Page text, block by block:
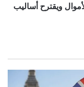
ويقترح أساليب